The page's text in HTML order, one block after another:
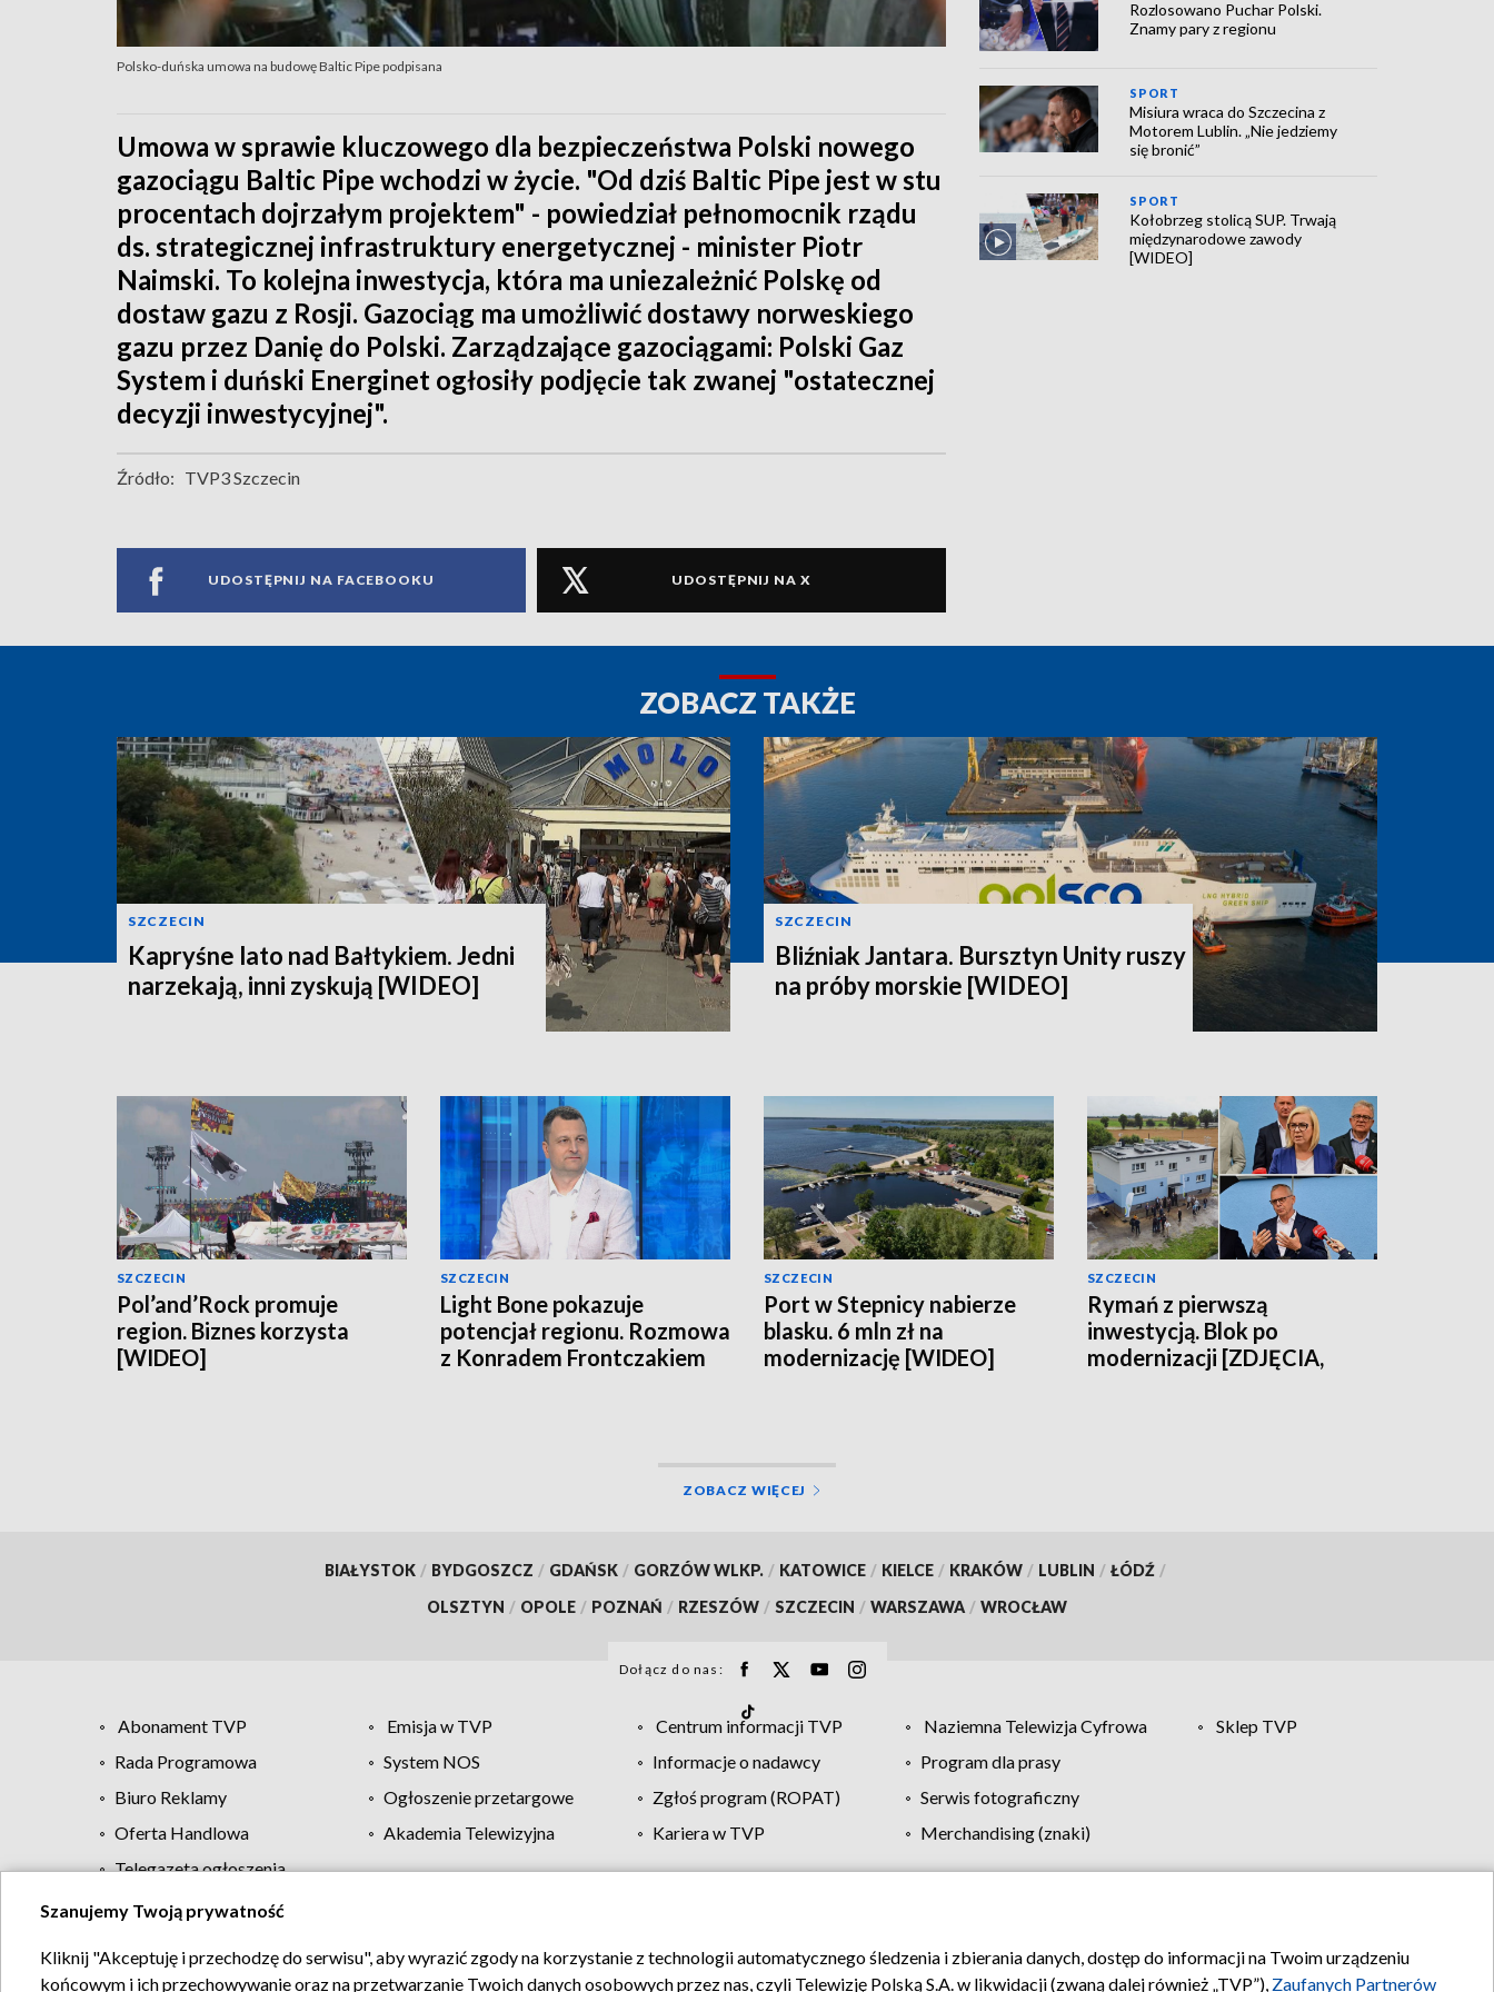
Polsko-duńska umowa na budowę Baltic Pipe podpisana
Umowa w sprawie kluczowego dla bezpieczeństwa Polski nowego
gazociągu Baltic Pipe wchodzi w życie. "Od dziś Baltic Pipe jest w stu
procentach dojrzałym projektem" - powiedział pełnomocnik rządu
ds. strategicznej infrastruktury energetycznej - minister Piotr
Naimski. To kolejna inwestycja, która ma uniezależnić Polskę od
dostaw gazu z Rosji. Gazociąg ma umożliwić dostawy norweskiego
gazu przez Danię do Polski. Zarządzające gazociągami: Polski Gaz
System i duński Energinet ogłosiły podjęcie tak zwanej "ostatecznej
decyzji inwestycyjnej".
Źródło: TVP3 Szczecin
UDOSTĘPNIJ NA FACEBOOKU UDOSTĘPNIJ NA X
Rozlosowano Puchar Polski.
Znamy pary z regionu
SPORT
Misiura wraca do Szczecina z
Motorem Lublin. „Nie jedziemy
się bronić”
SPORT
Kołobrzeg stolicą SUP. Trwają
międzynarodowe zawody
[WIDEO]
ZOBACZ TAKŻE
SZCZECIN
Kapryśne lato nad Bałtykiem. Jedni
narzekają, inni zyskują [WIDEO]
SZCZECIN
Bliźniak Jantara. Bursztyn Unity ruszy
na próby morskie [WIDEO]
SZCZECIN
Pol’and’Rock promuje
region. Biznes korzysta
[WIDEO]
SZCZECIN
Light Bone pokazuje
potencjał regionu. Rozmowa
z Konradem Frontczakiem
SZCZECIN
Port w Stepnicy nabierze
blasku. 6 mln zł na
modernizację [WIDEO]
SZCZECIN
Rymań z pierwszą
inwestycją. Blok po
modernizacji [ZDJĘCIA,
ZOBACZ WIĘCEJ
BIAŁYSTOK / BYDGOSZCZ / GDAŃSK / GORZÓW WLKP. / KATOWICE / KIELCE / KRAKÓW / LUBLIN / ŁÓDŹ /
OLSZTYN / OPOLE / POZNAŃ / RZESZÓW / SZCZECIN / WARSZAWA / WROCŁAW
Dołącz do nas:
Abonament TVP Emisja w TVP Centrum informacji TVP Naziemna Telewizja Cyfrowa
Sklep TVP
Rada Programowa
System NOS Informacje o nadawcy
Program dla prasy
Biuro Reklamy
Ogłoszenie przetargowe Zgłoś program (ROPAT)
Serwis fotograficzny
Oferta Handlowa
Akademia Telewizyjna Kariera w TVP
Merchandising (znaki)
Telegazeta ogłoszenia
Regulamin TVP Polityka prywatności Moje zgody Pomoc Biuro reklamy Kontakt
Szanujemy Twoją prywatność
Kliknij "Akceptuję i przechodzę do serwisu", aby wyrazić zgody na korzystanie z technologii automatycznego śledzenia i zbierania danych, dostęp do informacji na Twoim urządzeniu
końcowym i ich przechowywanie oraz na przetwarzanie Twoich danych osobowych przez nas, czyli Telewizję Polską S.A. w likwidacji (zwaną dalej również „TVP”), Zaufanych Partnerów